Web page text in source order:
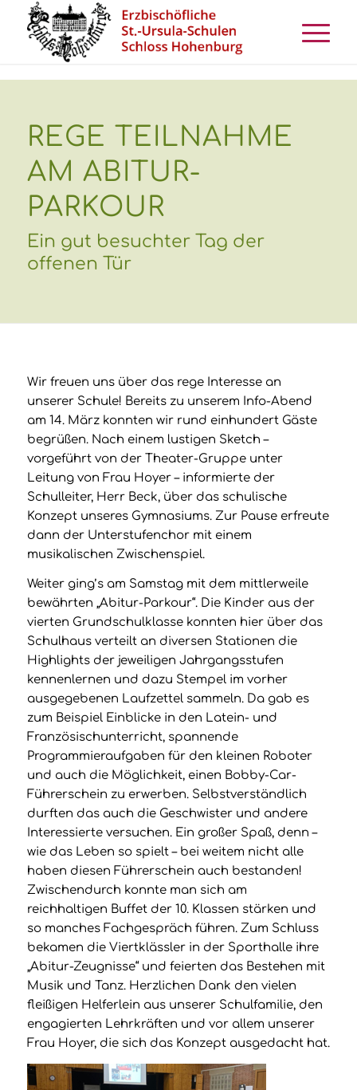
REGE TEILNAHME
AM ABITUR-
PARKOUR
Ein gut besuchter Tag der
offenen Tür
Wir freuen uns über das rege Interesse an
unserer Schule! Bereits zu unserem Info-Abend
am 14. März konnten wir rund einhundert Gäste
begrüßen. Nach einem lustigen Sketch –
vorgeführt von der Theater-Gruppe unter
Leitung von Frau Hoyer – informierte der
Schulleiter, Herr Beck, über das schulische
Konzept unseres Gymnasiums. Zur Pause erfreute
dann der Unterstufenchor mit einem
musikalischen Zwischenspiel.
Weiter ging’s am Samstag mit dem mittlerweile
bewährten „Abitur-Parkour“. Die Kinder aus der
vierten Grundschulklasse konnten hier über das
Schulhaus verteilt an diversen Stationen die
Highlights der jeweiligen Jahrgangsstufen
kennenlernen und dazu Stempel im vorher
ausgegebenen Laufzettel sammeln. Da gab es
zum Beispiel Einblicke in den Latein- und
Französischunterricht, spannende
Programmieraufgaben für den kleinen Roboter
und auch die Möglichkeit, einen Bobby-Car-
Führerschein zu erwerben. Selbstverständlich
durften das auch die Geschwister und andere
Interessierte versuchen. Ein großer Spaß, denn –
wie das Leben so spielt – bei weitem nicht alle
haben diesen Führerschein auch bestanden!
Zwischendurch konnte man sich am
reichhaltigen Buffet der 10. Klassen stärken und
so manches Fachgespräch führen. Zum Schluss
bekamen die Viertklässler in der Sporthalle ihre
„Abitur-Zeugnisse“ und feierten das Bestehen mit
Musik und Tanz. Herzlichen Dank den vielen
fleißigen Helferlein aus unserer Schulfamilie, den
engagierten Lehrkräften und vor allem unserer
Frau Hoyer, die sich das Konzept ausgedacht hat.